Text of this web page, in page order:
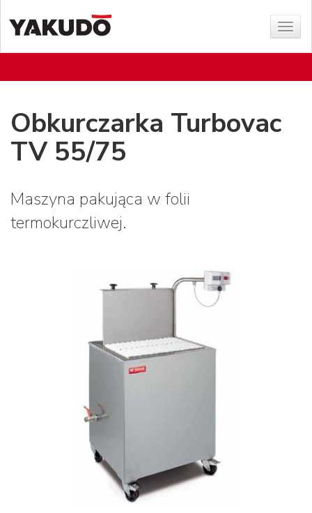
Show
menu
Obkurczarka Turbovac
TV 55/75
Maszyna pakująca w folii
termokurczliwej.